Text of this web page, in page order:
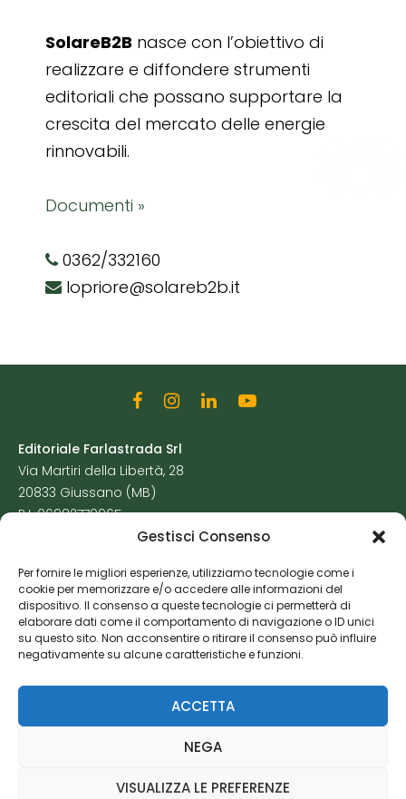
Gestisci Consenso
Per fornire le migliori esperienze, utilizziamo tecnologie come i
cookie per memorizzare e/o accedere alle informazioni del
dispositivo. Il consenso a queste tecnologie ci permetterà di
elaborare dati come il comportamento di navigazione o ID unici
su questo sito. Non acconsentire o ritirare il consenso può influire
negativamente su alcune caratteristiche e funzioni.
ACCETTA
NEGA
VISUALIZZA LE PREFERENZE
SolareB2B nasce con l’obiettivo di
realizzare e diffondere strumenti
editoriali che possano supportare la
crescita del mercato delle energie
rinnovabili.
Documenti »
0362/332160
lopriore@solareb2b.it
Editoriale Farlastrada Srl
Via Martiri della Libertà, 28
20833 Giussano (MB)
P.I. 06982770965
Cookie Policy
Risorse Aggiuntive